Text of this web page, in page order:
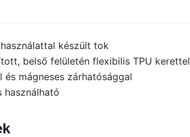
készült tok
belső felületén flexibilis TPU kerettel
mágneses zárhatósággal
használható